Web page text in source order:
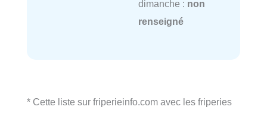
dimanche : non
renseigné
* Cette liste sur friperieinfo.com avec les friperies